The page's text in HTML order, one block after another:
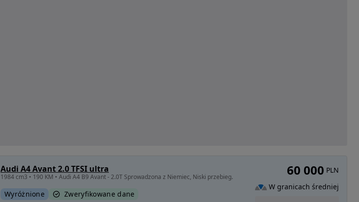
Audi A4 Avant 2.0 TFSI ultra
1984 cm3 • 190 KM • Audi A4 B9 Avant - 2.0T Sprowadzona z Niemiec, Niski przebieg.
Wyróżnione Zweryfikowane dane
60 000 PLN
W granicach średniej